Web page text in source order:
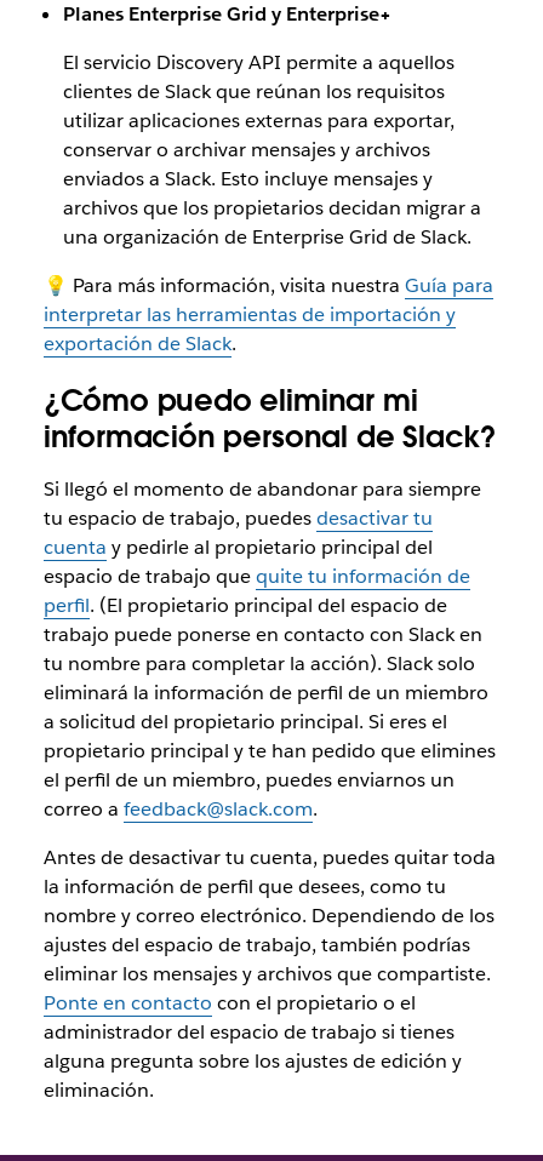
Planes Enterprise Grid y Enterprise+
El servicio Discovery API permite a aquellos
clientes de Slack que reúnan los requisitos
utilizar aplicaciones externas para exportar,
conservar o archivar mensajes y archivos
enviados a Slack. Esto incluye mensajes y
archivos que los propietarios decidan migrar a
una organización de Enterprise Grid de Slack.
💡 Para más información, visita nuestra Guía para
interpretar las herramientas de importación y
exportación de Slack.
¿Cómo puedo eliminar mi
información personal de Slack?
Si llegó el momento de abandonar para siempre
tu espacio de trabajo, puedesdesactivar tu
cuenta y pedirle al propietario principal del
espacio de trabajo quequite tu información de
perfil. (El propietario principal del espacio de
trabajo puede ponerse en contacto con Slack en
tu nombre para completar la acción). Slack solo
eliminará la información de perfil de un miembro
a solicitud del propietario principal. Si eres el
propietario principal y te han pedido que elimines
el perfil de un miembro, puedes enviarnos un
correo a feedback@slack.com.
Antes de desactivar tu cuenta, puedes quitar toda
la información de perfil que desees, como tu
nombre y correo electrónico. Dependiendo de los
ajustes del espacio de trabajo, también podrías
eliminar los mensajes y archivos que compartiste.
Ponte en contacto con el propietario o el
administrador del espacio de trabajo si tienes
alguna pregunta sobre los ajustes de edición y
eliminación.